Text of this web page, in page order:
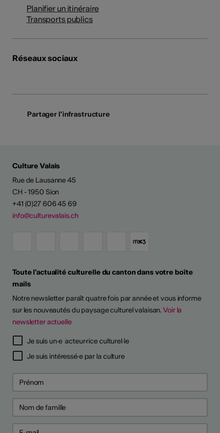
D'ARTISTES
Planifier un itinéraire
Transports publics
Réseaux sociaux
Partager l'infrastructure
Culture Valais
Rue de Lausanne 45
CH - 1950 Sion
+41 (0)27 606 45 69
info@culturevalais.ch
Toute l'actualité culturelle du canton dans votre boîte
mails
Notre newsletter paraît quatre fois par année et vous informe
sur les nouveautés du paysage culturel valaisan.Voir la
newsletter actuelle
Je suis un·e acteur·rice culturel·le
Je suis intéressé·e par la culture